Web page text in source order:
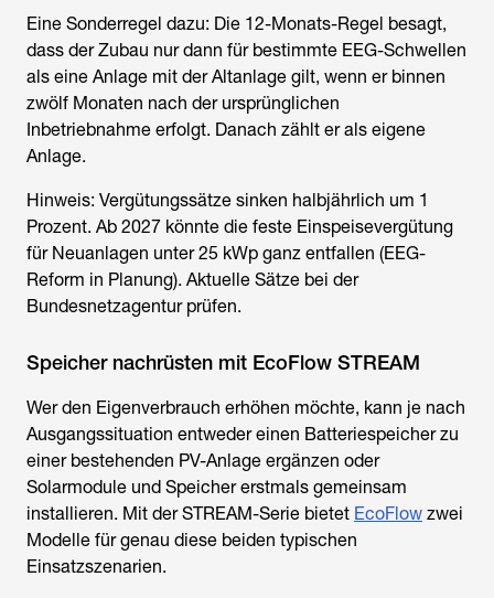
Eine Sonderregel dazu: Die 12-Monats-Regel besagt,
dass der Zubau nur dann für bestimmte EEG-Schwellen
als eine Anlage mit der Altanlage gilt, wenn er binnen
zwölf Monaten nach der ursprünglichen
Inbetriebnahme erfolgt. Danach zählt er als eigene
Anlage.
Hinweis: Vergütungssätze sinken halbjährlich um 1
Prozent. Ab 2027 könnte die feste Einspeisevergütung
für Neuanlagen unter 25 kWp ganz entfallen (EEG-
Reform in Planung). Aktuelle Sätze bei der
Bundesnetzagentur prüfen.
Speicher nachrüsten mit EcoFlow STREAM
Wer den Eigenverbrauch erhöhen möchte, kann je nach
Ausgangssituation entweder einen Batteriespeicher zu
einer bestehenden PV-Anlage ergänzen oder
Solarmodule und Speicher erstmals gemeinsam
installieren. Mit der STREAM-Serie bietet EcoFlow zwei
Modelle für genau diese beiden typischen
Einsatzszenarien.